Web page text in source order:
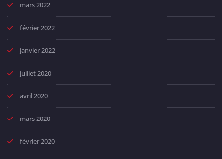
mars 2022
février 2022
janvier 2022
juillet 2020
avril 2020
mars 2020
février 2020